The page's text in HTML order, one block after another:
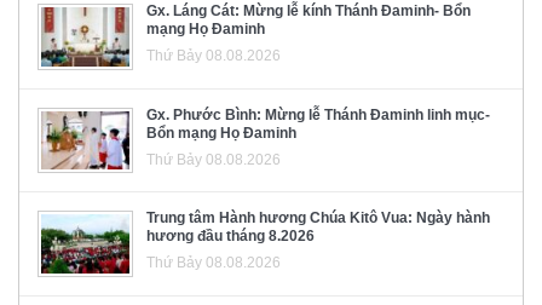
Gx. Láng Cát: Mừng lễ kính Thánh Đaminh- Bổn
mạng Họ Đaminh
Thứ Bảy 08.08.2026
Gx. Phước Bình: Mừng lễ Thánh Đaminh linh mục-
Bổn mạng Họ Đaminh
Thứ Bảy 08.08.2026
Trung tâm Hành hương Chúa Kitô Vua: Ngày hành
hương đầu tháng 8.2026
Thứ Bảy 08.08.2026